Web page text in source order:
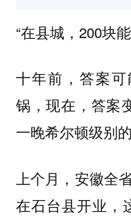
“在县城，200块
十年前，答案
锅，现在，答案
一晚希尔顿级别
上个月，安徽全
在石台县开业，